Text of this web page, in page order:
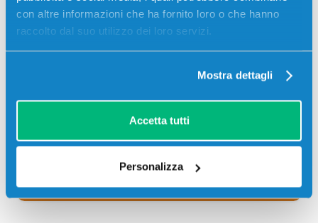
con altre informazioni che ha fornito loro o che hanno
raccolto dal suo utilizzo dei loro servizi.
Mostra dettagli
Accetta tutti
Personalizza
CONSEGNA IN 24/48 ORE
SCADE TRA:
giorni ore min sec
Più acquisti, più risparmi:Visita la pagina prodotto per
visualizzare l'offerta